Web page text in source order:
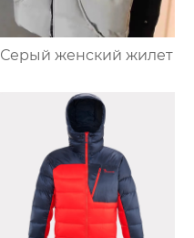
Серый женский жилет